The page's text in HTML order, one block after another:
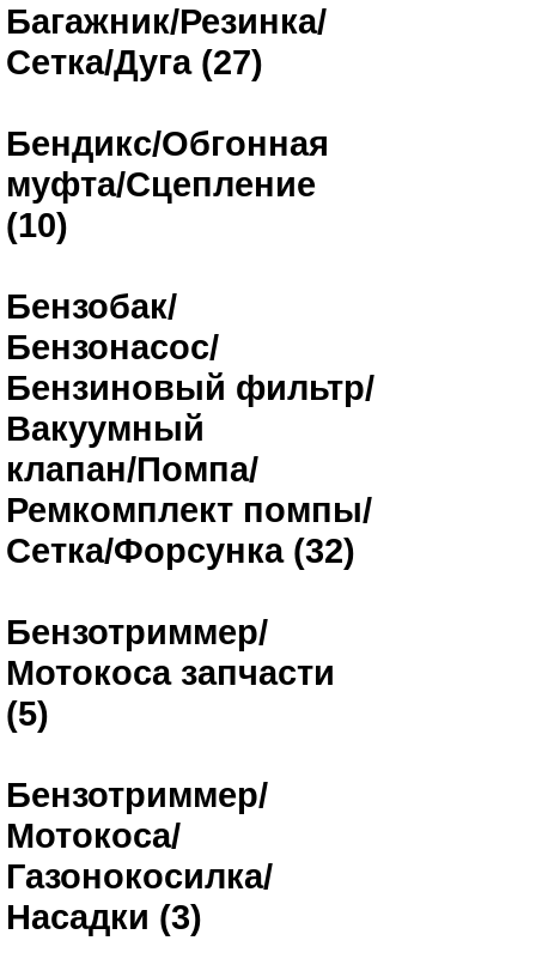
Багажник/Резинка/
Сетка/Дуга (27)
Бендикс/Обгонная
муфта/Сцепление
(10)
Бензобак/
Бензонасос/
Бензиновый фильтр/
Вакуумный
клапан/Помпа/
Ремкомплект помпы/
Сетка/Форсунка (32)
Бензотриммер/
Мотокоса запчасти
(5)
Бензотриммер/
Мотокоса/
Газонокосилка/
Насадки (3)